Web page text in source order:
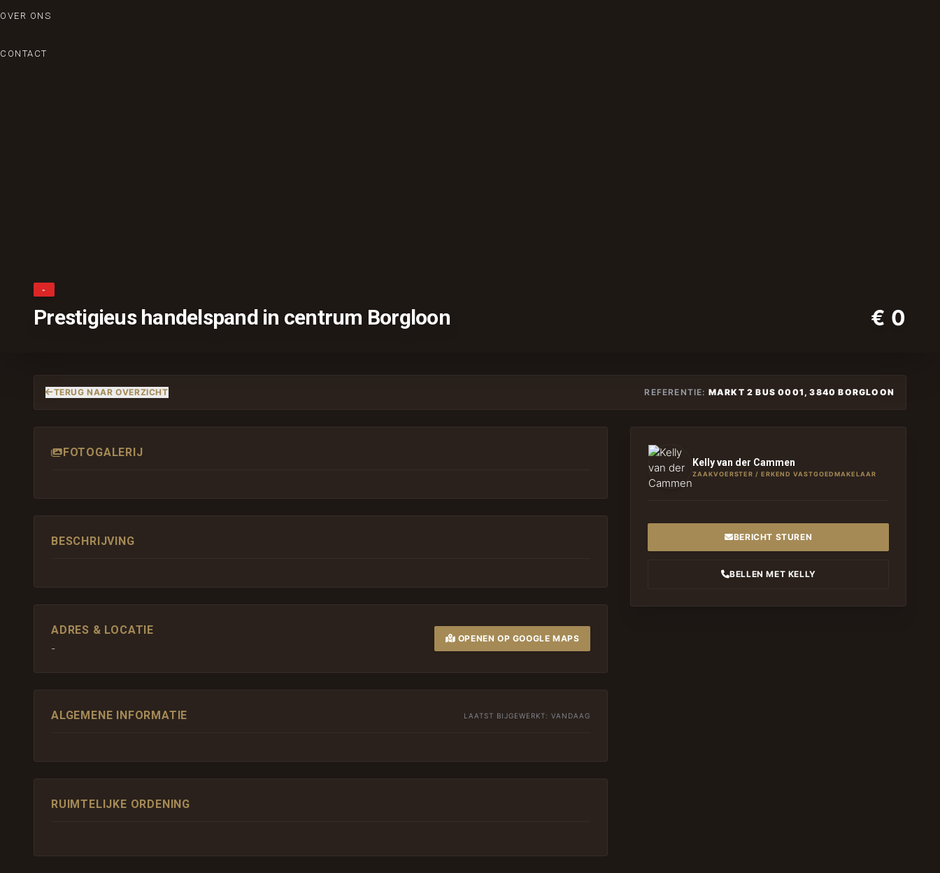
OVER ONS
CONTACT
-
Prestigieus handelspand in centrum Borgloon € 0
TERUG NAAR OVERZICHT REFERENTIE: MARKT 2 BUS 0001, 3840 BORGLOON
FOTOGALERIJ
BESCHRIJVING
ADRES & LOCATIE
-
OPENEN OP GOOGLE MAPS
ALGEMENE INFORMATIE LAATST BIJGEWERKT:VANDAAG
RUIMTELIJKE ORDENING
Kelly van der Cammen
ZAAKVOERSTER / ERKEND VASTGOEDMAKELAAR
BERICHT STUREN
BELLEN MET KELLY